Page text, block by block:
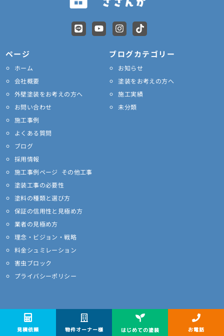
L
i
Y
o
I
n
t
g
r
m
T
i
t
k
ページ
ホーム
会社概要
外壁塗装をお考えの方へ
お問い合わせ
施工事例
よくある質問
ブログ
採用情報
施工事例ページ その他工事
塗装工事の必要性
塗料の種類と選び方
保証の信用性と見極め方
業者の見極め方
理念・ビジョン・戦略
料金シュミレーション
害虫ブロック
プライバシーポリシー
ブログカテゴリー
お知らせ
塗装をお考えの方へ
施工実績
未分類
見積依頼 物件オーナー様 はじめての塗装 お電話